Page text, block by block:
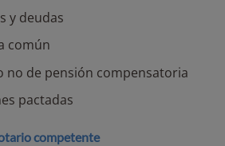
y deudas
común
no de pensión compensatoria
pactadas
competente